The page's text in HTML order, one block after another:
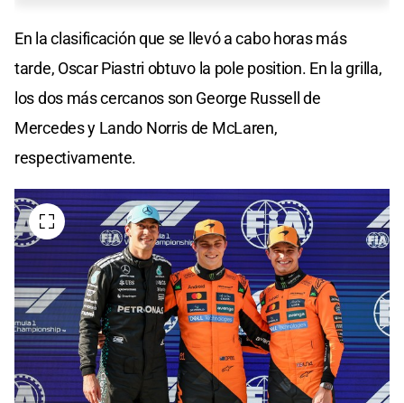
En la clasificación que se llevó a cabo horas más
tarde, Oscar Piastri obtuvo la pole position. En la grilla,
los dos más cercanos son George Russell de
Mercedes y Lando Norris de McLaren,
respectivamente.